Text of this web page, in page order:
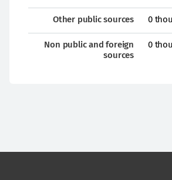
Other public sources 0
Non public and foreign
sources
0